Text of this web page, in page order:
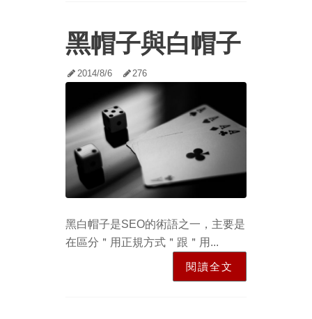
黑帽子與白帽子
2014/8/6 276
黑白帽子是SEO的術語之一，主要是
在區分＂用正規方式＂跟＂用...
閱讀全文